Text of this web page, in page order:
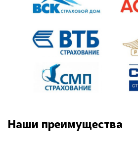
Наши преимущества